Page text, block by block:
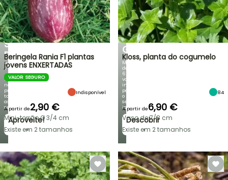
DE
DESCONTO
NUMA
SELEÇÃO
DE
PLANTAS!
Descubra
novas
promoções
todas
as
semanas
Aproveite!
→
PRIMAVERA
NOVIDADES
DA
IRIS
GERMANICA
Mais
de
60
variedades
inéditas
para
o
seu
jardim!
Descobrir
→
Beringela Rania F1 plantas
jovens ENXERTADAS
VALOR SEGURO
Indisponível
A partir de2,90 €
Mini-torrão Ø 3/4 cm
Existe em 2 tamanhos
Kloss, planta do cogumelo
84
A partir de6,90 €
Vaso de 7/8 cm
Existe em 2 tamanhos